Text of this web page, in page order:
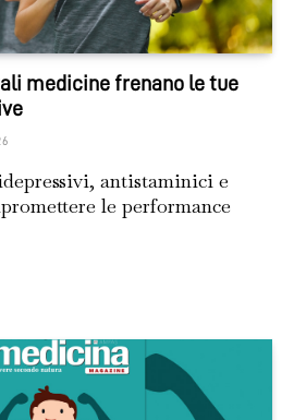
medicine frenano le tue
antistaminici e
le performance